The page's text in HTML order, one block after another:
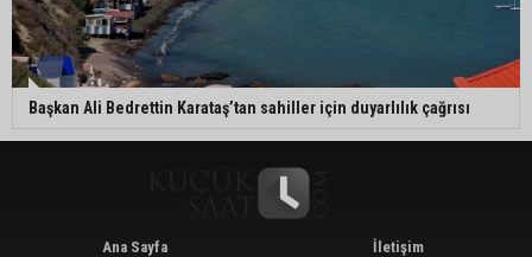
Başkan Ali Bedrettin Karataş’tan sahiller için duyarlılık çağrısı
Ana Sayfa
İletişim